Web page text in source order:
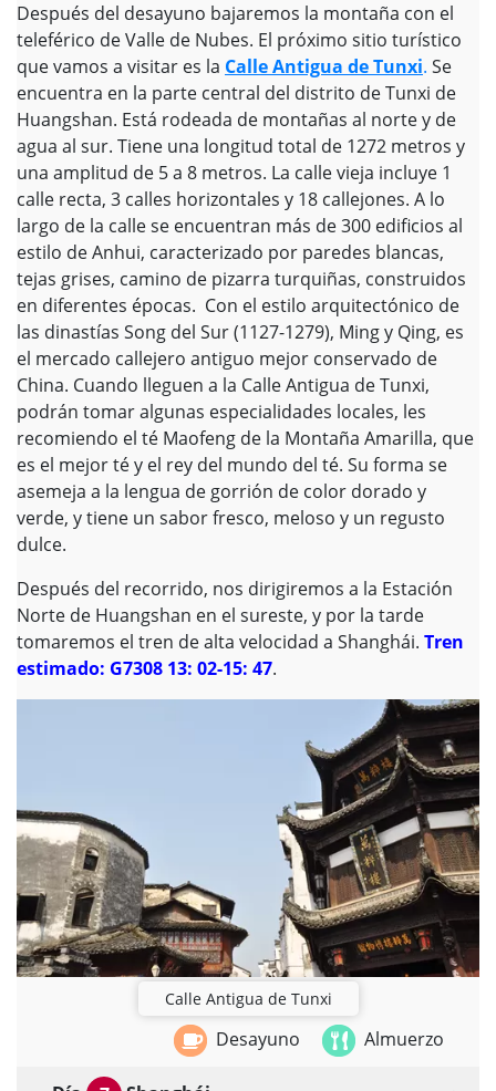
Después del desayuno bajaremos la montaña con el
teleférico de Valle de Nubes. El próximo sitio turístico
que vamos a visitar es la Calle Antigua de Tunxi. Se
encuentra en la parte central del distrito de Tunxi de
Huangshan. Está rodeada de montañas al norte y de
agua al sur. Tiene una longitud total de 1272 metros y
una amplitud de 5 a 8 metros. La calle vieja incluye 1
calle recta, 3 calles horizontales y 18 callejones. A lo
largo de la calle se encuentran más de 300 edificios al
estilo de Anhui, caracterizado por paredes blancas,
tejas grises, camino de pizarra turquiñas, construidos
en diferentes épocas. Con el estilo arquitectónico de
las dinastías Song del Sur (1127-1279), Ming y Qing, es
el mercado callejero antiguo mejor conservado de
China. Cuando lleguen a la Calle Antigua de Tunxi,
podrán tomar algunas especialidades locales, les
recomiendo el té Maofeng de la Montaña Amarilla, que
es el mejor té y el rey del mundo del té. Su forma se
asemeja a la lengua de gorrión de color dorado y
verde, y tiene un sabor fresco, meloso y un regusto
dulce.
Después del recorrido, nos dirigiremos a la Estación
Norte de Huangshan en el sureste, y por la tarde
tomaremos el tren de alta velocidad a Shanghái. Tren
estimado: G7308 13: 02-15: 47.
Calle Antigua de Tunxi
Desayuno Almuerzo